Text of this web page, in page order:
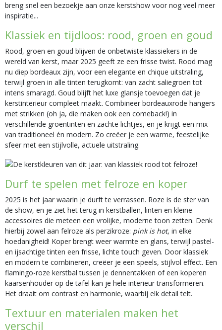
breng snel een bezoekje aan onze kerstshow voor nog veel meer
inspiratie...
Klassiek en tijdloos: rood, groen en goud
Rood, groen en goud blijven de onbetwiste klassiekers in de
wereld van kerst, maar 2025 geeft ze een frisse twist. Rood mag
nu diep bordeaux zijn, voor een elegante en chique uitstraling,
terwijl groen in alle tinten terugkomt: van zacht saliegroen tot
intens smaragd. Goud blijft het luxe glansje toevoegen dat je
kerstinterieur compleet maakt. Combineer bordeauxrode hangers
met strikken (oh ja, die maken ook een comeback!) in
verschillende groentinten en zachte lichtjes, en je krijgt een mix
van traditioneel én modern. Zo creëer je een warme, feestelijke
sfeer met een stijlvolle, actuele uitstraling.
Durf te spelen met felroze en koper
2025 is het jaar waarin je durft te verrassen. Roze is de ster van
de show, en je ziet het terug in kerstballen, linten en kleine
accessoires die meteen een vrolijke, moderne toon zetten. Denk
hierbij zowel aan felroze als perzikroze: pink is hot, in elke
hoedanigheid! Koper brengt weer warmte en glans, terwijl pastel-
en ijsachtige tinten een frisse, lichte touch geven. Door klassiek
en modern te combineren, creëer je een speels, stijlvol effect. Een
flamingo-roze kerstbal tussen je dennentakken of een koperen
kaarsenhouder op de tafel kan je hele interieur transformeren.
Het draait om contrast en harmonie, waarbij elk detail telt.
Textuur en materialen maken het
verschil